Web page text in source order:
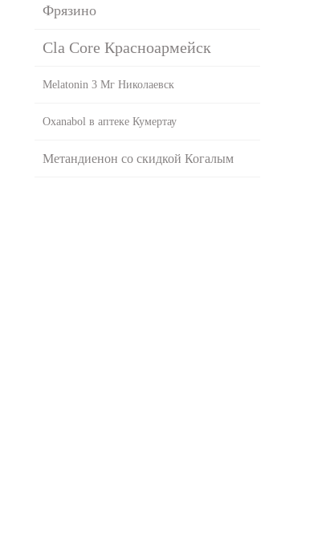
Фрязино
Cla Core Красноармейск
Melatonin 3 Мг Николаевск
Oxanabol в аптеке Кумертау
Метандиенон со скидкой Когалым